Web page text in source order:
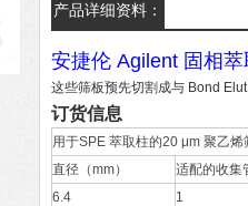
产品详细资料：
安捷伦 Agilent
这些筛板预先切割成与 Bond
订货信息
用于SPE 萃取柱的20 μm 聚乙烯
直径（mm）
适配的收集
6.4
1